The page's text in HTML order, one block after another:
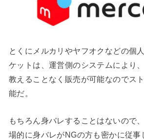
とくにメルカリやヤフオクなどの個
ケットは、運営側のシステムにより
教えることなく販売が可能なのでス
能だ。
もちろん身バレすることはないので
場的に身バレがNGの方も密かに従事